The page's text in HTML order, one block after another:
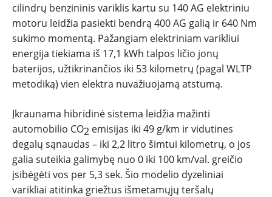
cilindrų benzininis variklis kartu su 140 AG elektriniu
motoru leidžia pasiekti bendrą 400 AG galią ir 640 Nm
sukimo momentą. Pažangiam elektriniam varikliui
energija tiekiama iš 17,1 kWh talpos ličio jonų
baterijos, užtikrinančios iki 53 kilometrų (pagal WLTP
metodiką) vien elektra nuvažiuojamą atstumą.
Įkraunama hibridinė sistema leidžia mažinti
automobilio CO2 emisijas iki 49 g/km ir vidutines
degalų sąnaudas – iki 2,2 litro šimtui kilometrų, o jos
galia suteikia galimybę nuo 0 iki 100 km/val. greičio
įsibėgėti vos per 5,3 sek. Šio modelio dyzeliniai
varikliai atitinka griežtus išmetamųjų teršalų